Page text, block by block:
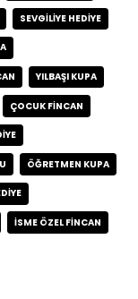
SEVGILIYE HEDIYE
YILBAŞI KUPA
ÇOCUK FINCAN
ÖĞRETMEN KUPA
İSME ÖZEL FINCAN